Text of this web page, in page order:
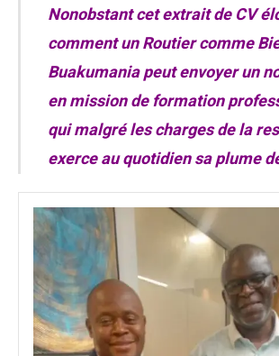
Nonobstant cet extrait de CV
comment un Routier comme
Buakumania peut envoyer un
en mission de formation
qui malgré les charges de la
exerce au quotidien sa plume